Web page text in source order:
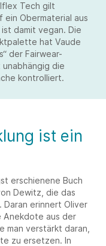
Tech gilt
Obermaterial aus
damit vegan. Die
hat Vaude
der Fairwear-
die
kontrolliert.
ist ein
erschienene Buch
Dewitz, die das
erinnert Oliver
Anekdote aus der
man verstärkt daran,
zu ersetzen. In